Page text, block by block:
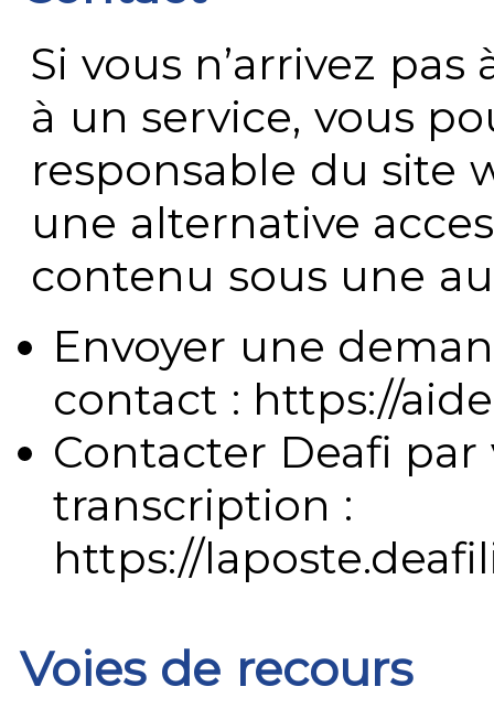
Si vous n’arrivez
à un service, vous
responsable du site
une alternative
contenu sous une
Envoyer une
contact : https://
Contacter Deafi
transcription :
https://
Voies de recours